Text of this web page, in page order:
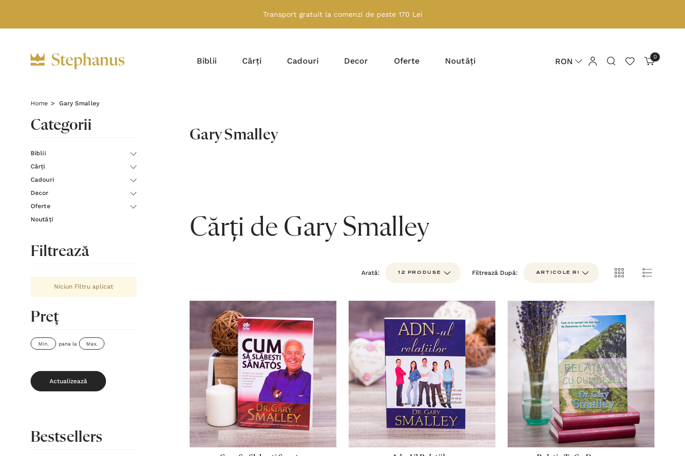
Transport gratuit la comenzi de peste 170 Lei
Biblii Cărți Cadouri Decor Oferte Noutăți RON 0
Home Gary Smalley
Categorii
Biblii
Cărți
Cadouri
Decor
Oferte
Noutăți
Filtrează
Niciun Filtru aplicat
Preţ
pana la
Actualizează
Bestsellers
Gary Smalley
Cărți de Gary Smalley
Arată: Filtrează După: